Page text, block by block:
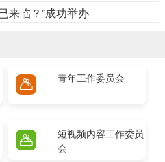
来临？”成功举办
青年工作委员会
短视频内容工作委员
会